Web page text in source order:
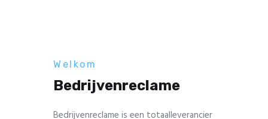
Welkom
Bedrijvenreclame
Bedrijvenreclame is een totaalleverancier